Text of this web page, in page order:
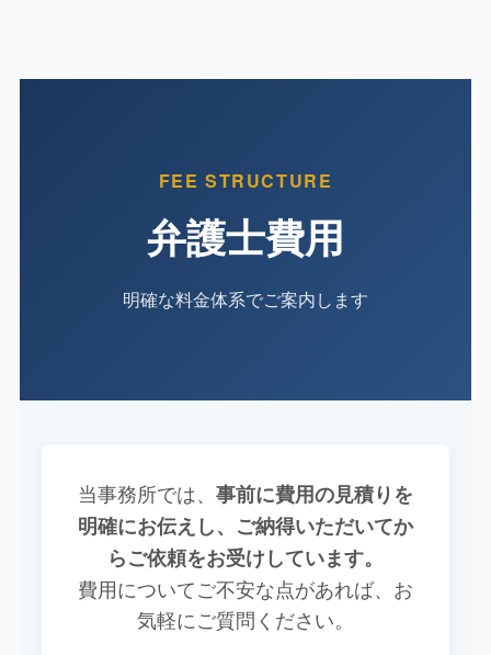
FEE STRUCTURE
弁護士費用
明確な料金体系でご案内します
当事務所では、 事前に費用の見積りを
明確にお伝えし、ご納得いただいてか
らご依頼をお受けしています。
費用についてご不安な点があれば、お
気軽にご質問ください。